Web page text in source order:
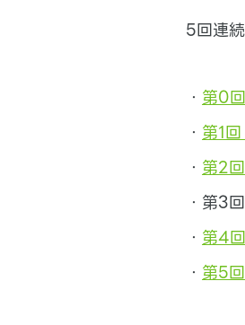
5回連
・ 第0
・ 第1
・ 第2
・第3
・ 第4
・ 第5